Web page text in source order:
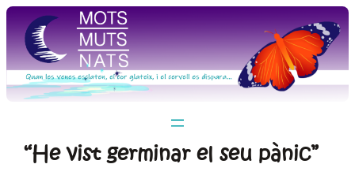
Vés
al
contingut
“He vist germinar el seu pànic”